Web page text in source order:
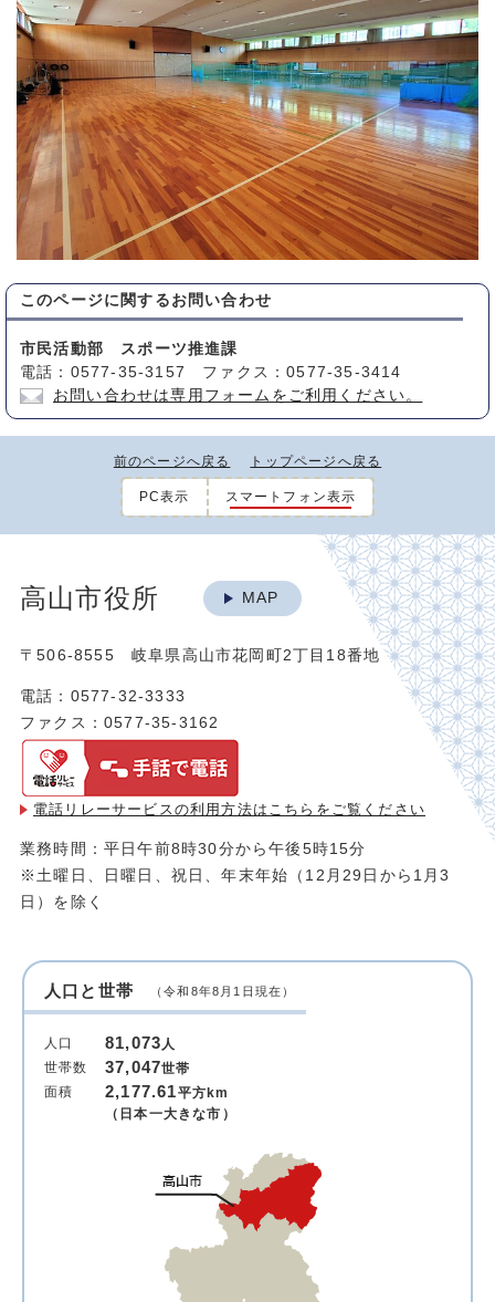
このページに関する お問い合わせ
市民活動部 スポーツ推進課
電話：0577-35-3157 ファクス：0577-35-3414
お問い合わせは専用フォームをご利用ください。
前のページへ戻る トップページへ戻る
PC表示 スマートフォン表示
高山市役所 MAP
〒506-8555 岐阜県高山市花岡町2丁目18番地
電話：0577-32-3333
ファクス：0577-35-3162
電話リレーサービスの利用方法は こちらをご覧ください
業務時間：平日午前8時30分から午後5時15分
※土曜日、日曜日、祝日、年末年始（12月29日から1月3
日）を除く
人口と世帯 （令和8年8月1日現在）
人口 81,073人
世帯数
37,047世帯
面積
2,177.61平方km
（日本一大きな市）